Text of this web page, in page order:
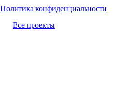
Политика конфиденциальности
Все проекты